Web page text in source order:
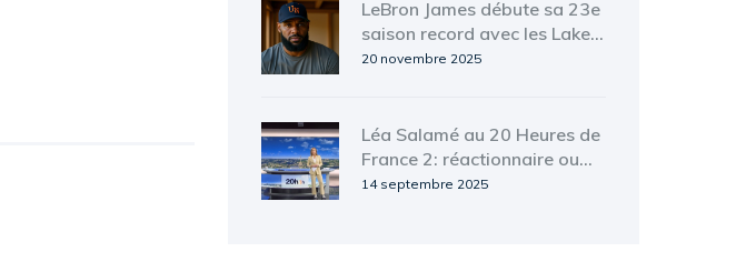
LeBron James débute sa 23e
saison record avec les Lakers
face aux Jazz
20 novembre 2025
Léa Salamé au 20 Heures de
France 2: réactionnaire ou
simple virage éditorial ?
14 septembre 2025